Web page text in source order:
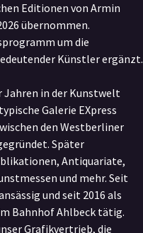
Editionen von Armin
übernommen.
um die
Künstler ergänzt.
Jahren in der Kunstwelt
Galerie EXpress
den Westberliner
Später
Antiquariate,
und mehr. Seit
und seit 2016 als
Bahnhof Ahlbeck tätig.
Grafikvertrieb, die